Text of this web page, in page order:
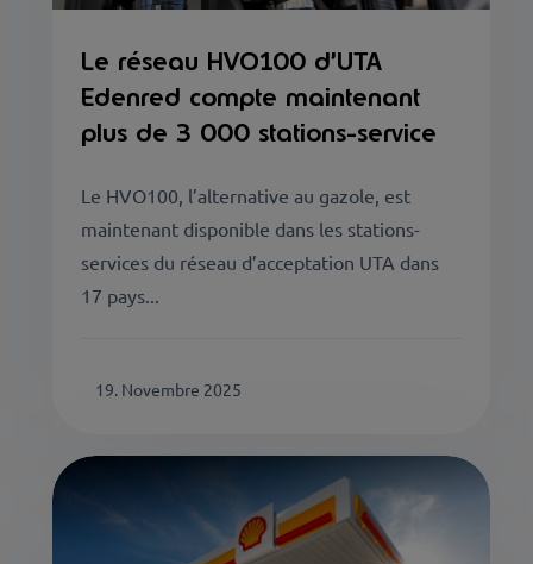
Le réseau HVO100 d’UTA
Edenred compte maintenant
plus de 3 000 stations-service
Le HVO100, l’alternative au gazole, est
maintenant disponible dans les stations-
services du réseau d’acceptation UTA dans
17 pays...
19. Novembre 2025